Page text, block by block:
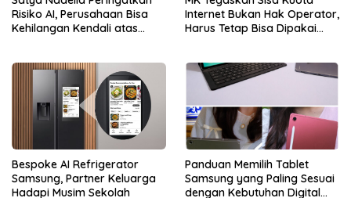
Risiko AI, Perusahaan Bisa
Kehilangan Kendali atas
Internet Bukan Hak Operator,
Harus Tetap Bisa Dipakai
Bespoke AI Refrigerator
Samsung, Partner Keluarga
Hadapi Musim Sekolah
Panduan Memilih Tablet
Samsung yang Paling Sesuai
dengan Kebutuhan Digital